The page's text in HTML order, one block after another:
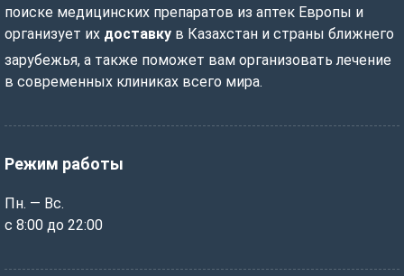
поиске медицинских препаратов из аптек Европы и
организует их доставку в Казахстан и страны ближнего
зарубежья, а также поможет вам организовать лечение
в современных клиниках всего мира.
Режим работы
Пн. — Вс.
с 8:00 до 22:00